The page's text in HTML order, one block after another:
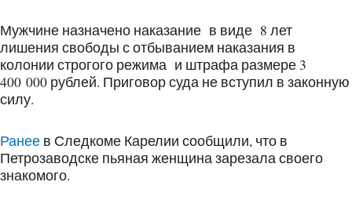
Мужчине назначено наказание в виде 8 лет
лишения свободы с отбыванием наказания в
колонии строгого режима и штрафа размере 3
400 000 рублей. Приговор суда не вступил в законную
силу.
Ранее в Следкоме Карелии сообщили, что в
Петрозаводске пьяная женщина зарезала своего
знакомого.